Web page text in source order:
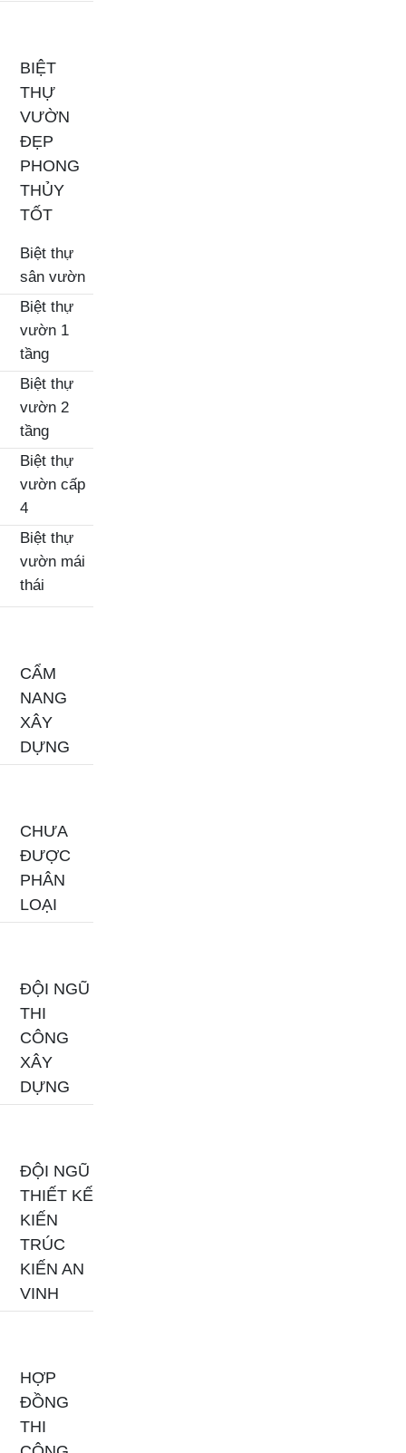
BIỆT
THỰ
VƯỜN
ĐẸP
PHONG
THỦY
TỐT
Biệt thự
sân vườn
Biệt thự
vườn 1
tầng
Biệt thự
vườn 2
tầng
Biệt thự
vườn cấp
4
Biệt thự
vườn mái
thái
CẨM
NANG
XÂY
DỰNG
CHƯA
ĐƯỢC
PHÂN
LOẠI
ĐỘI NGŨ
THI
CÔNG
XÂY
DỰNG
ĐỘI NGŨ
THIẾT KẾ
KIẾN
TRÚC
KIẾN AN
VINH
HỢP
ĐỒNG
THI